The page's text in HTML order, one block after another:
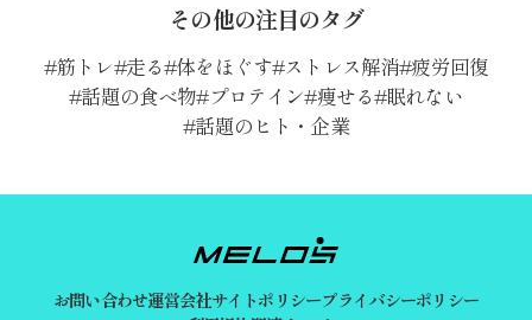
その他の注目のタグ
筋トレ 走る 体をほぐす ストレス解消 疲労回復
話題の食べ物 プロテイン 痩せる 眠れない
話題のヒト・企業
お問い合わせ運営会社サイトポリシープライバシーポリシー